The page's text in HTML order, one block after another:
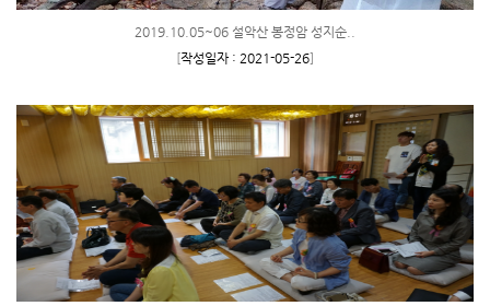
2019.10.05~06 설악산 봉정암 성지순..
[작성일자 : 2021-05-26]